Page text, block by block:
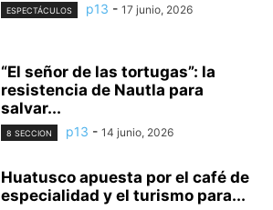
ESPECTÁCULOS p13 - 17 junio, 2026
“El señor de las tortugas”: la
resistencia de Nautla para
salvar...
8 SECCION p13 - 14 junio, 2026
Huatusco apuesta por el café de
especialidad y el turismo para...